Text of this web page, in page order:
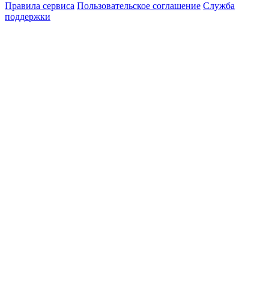
Правила сервиса Пользовательское соглашение Служба
поддержки